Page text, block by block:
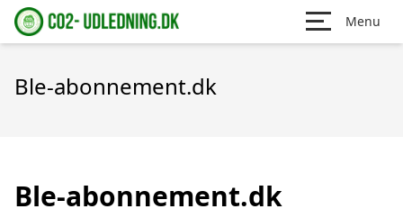
Menu
Ble-abonnement.dk
Ble-abonnement.dk